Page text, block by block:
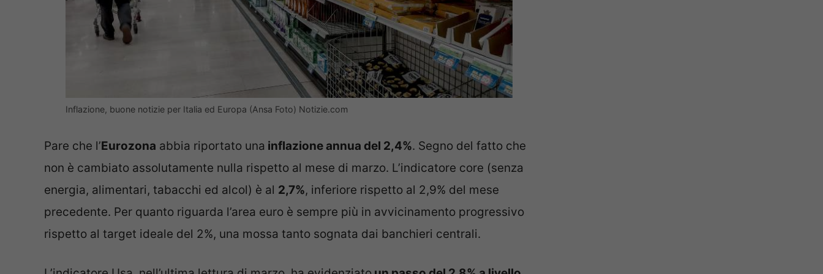
Inflazione, buone notizie per Italia ed Europa (Ansa Foto) Notizie.com
Pare che l’Eurozona abbia riportato una inflazione annua del 2,4%. Segno del fatto che
non è cambiato assolutamente nulla rispetto al mese di marzo. L’indicatore core (senza
energia, alimentari, tabacchi ed alcol) è al 2,7%, inferiore rispetto al 2,9% del mese
precedente. Per quanto riguarda l’area euro è sempre più in avvicinamento progressivo
rispetto al target ideale del 2%, una mossa tanto sognata dai banchieri centrali.